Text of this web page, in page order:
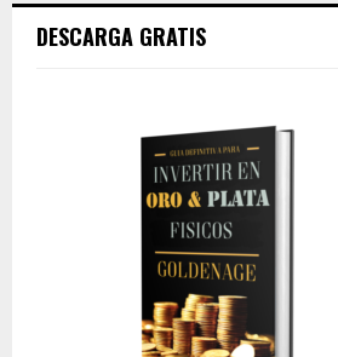
DESCARGA GRATIS